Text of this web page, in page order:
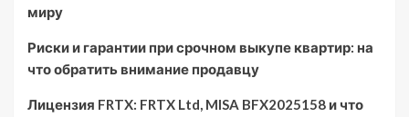
миру
Риски и гарантии при срочном выкупе квартир: на
что обратить внимание продавцу
Лицензия FRTX: FRTX Ltd, MISA BFX2025158 и что